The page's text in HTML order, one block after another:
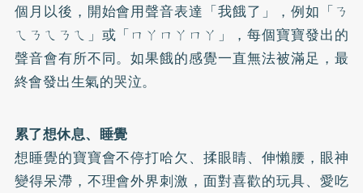
個月以後，開始會用聲音表達「我餓了」，例如「ㄋ
ㄟㄋㄟㄋㄟ」或「ㄇㄚㄇㄚㄇㄚ」，每個寶寶發出的
聲音會有所不同。如果餓的感覺一直無法被滿足，最
終會發出生氣的哭泣。
累了想休息、睡覺
想睡覺的寶寶會不停打哈欠、揉眼睛、伸懶腰，眼神
變得呆滯，不理會外界刺激，面對喜歡的玩具、愛吃